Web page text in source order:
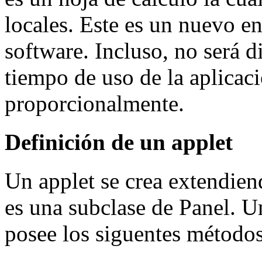
locales. Este es un nuevo
software. Incluso, no será
tiempo de uso de la
proporcionalmente.
Definición de un applet
Un applet se crea
es una subclase de Panel.
posee los siguentes